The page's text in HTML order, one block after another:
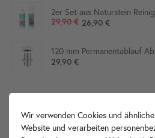
2er Set aus Naturstein
29,90 € 26,90 €
120 mm Permanentablauf
29,90 €
Produktdetails
Wir verwenden Cookies und
Website und verarbeiten